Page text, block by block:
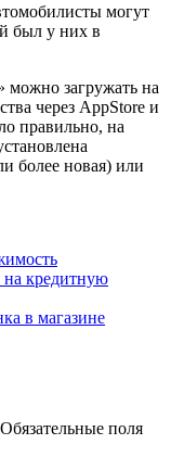
могут
был у них в
можно загружать на
через AppStore и
правильно, на
более новая) или
кредитную
в магазине
Обязательные поля